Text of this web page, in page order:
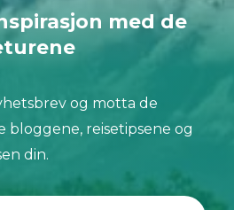
med de
og motta de
bloggene, reisetipsene og
din.